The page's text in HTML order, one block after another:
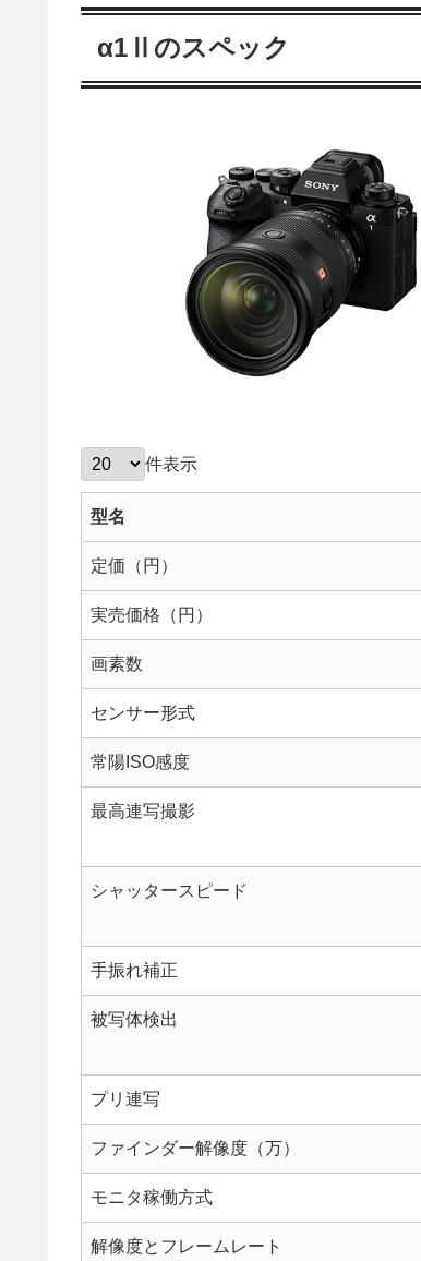
α1Ⅱのスペック
件表示
型名
定価（円）
実売価格（円）
画素数
センサー形式
常陽ISO感度
最高連写撮影
シャッタースピード
手振れ補正
被写体検出
プリ連写
ファインダー解像度（万）
モニタ稼働方式
解像度とフレームレート